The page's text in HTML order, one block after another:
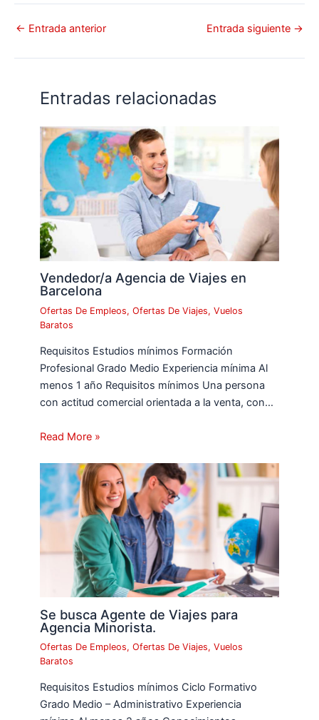
← Entrada anterior Entrada siguiente →
Entradas relacionadas
Vendedor/a Agencia de Viajes en
Barcelona
Ofertas De Empleos,Ofertas De Viajes,Vuelos
Baratos
Requisitos Estudios mínimos Formación
Profesional Grado Medio Experiencia mínima Al
menos 1 año Requisitos mínimos Una persona
con actitud comercial orientada a la venta, con…
Read More »
Se busca Agente de Viajes para
Agencia Minorista.
Ofertas De Empleos,Ofertas De Viajes,Vuelos
Baratos
Requisitos Estudios mínimos Ciclo Formativo
Grado Medio – Administrativo Experiencia